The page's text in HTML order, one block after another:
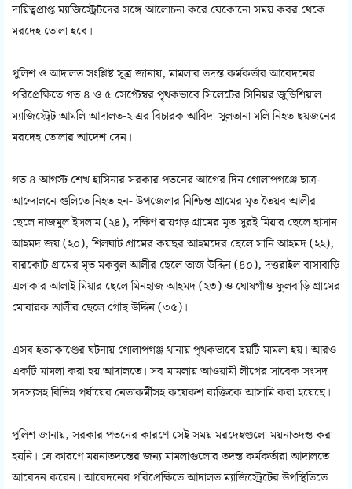
দায়িত্বপ্রাপ্ত ম্যাজিস্ট্রেটদের সঙ্গে আলোচনা করে যেকোনো সময় কবর থেকে
মরদেহ তোলা হবে।
পুলিশ ও আদালত সংশ্লিষ্ট সূত্র জানায়, মামলার তদন্ত কর্মকর্তার আবেদনের
পরিপ্রেক্ষিতে গত ৪ ও ৫ সেপ্টেম্বর পৃথকভাবে সিলেটের সিনিয়র জুডিশিয়াল
ম্যাজিস্ট্রেট আমলি আদালত-২ এর বিচারক আবিদা সুলতানা মলি নিহত ছয়জনের
মরদেহ তোলার আদেশ দেন।
গত ৪ আগস্ট শেখ হাসিনার সরকার পতনের আগের দিন গোলাপগঞ্জে ছাত্র-
আন্দোলনে গুলিতে নিহত হন- উপজেলার নিশ্চিন্ত গ্রামের মৃত তৈয়ব আলীর
ছেলে নাজমুল ইসলাম (২৪), দক্ষিণ রায়গড় গ্রামের মৃত সুরই মিয়ার ছেলে হাসান
আহমদ জয় (২০), শিলঘাট গ্রামের কয়ছর আহমদের ছেলে সানি আহমদ (২২),
বারকোট গ্রামের মৃত মকবুল আলীর ছেলে তাজ উদ্দিন (৪০), দত্তরাইল বাসাবাড়ি
এলাকার আলাই মিয়ার ছেলে মিনহাজ আহমদ (২৩) ও ঘোষগাঁও ফুলবাড়ি গ্রামের
মোবারক আলীর ছেলে গৌছ উদ্দিন (৩৫)।
এসব হত্যাকাণ্ডের ঘটনায় গোলাপগঞ্জ থানায় পৃথকভাবে ছয়টি মামলা হয়। আরও
একটি মামলা করা হয় আদালতে। সব মামলায় আওয়ামী লীগের সাবেক সংসদ
সদস্যসহ বিভিন্ন পর্যায়ের নেতাকর্মীসহ কয়েকশ ব্যক্তিকে আসামি করা হয়েছে।
পুলিশ জানায়, সরকার পতনের কারণে সেই সময় মরদেহগুলো ময়নাতদন্ত করা
হয়নি। যে কারণে ময়নাতদন্তের জন্য মামলাগুলোর তদন্ত কর্মকর্তারা আদালতে
আবেদন করেন। আবেদনের পরিপ্রেক্ষিতে আদালত ম্যাজিস্ট্রেটের উপস্থিতিতে